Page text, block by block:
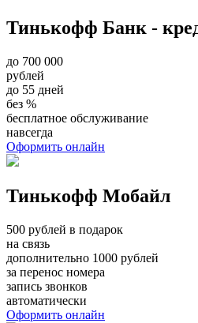
Тинькофф Банк -
до 700 000
рублей
до 55 дней
без %
бесплатное обслуживание
навсегда
Оформить онлайн
Тинькофф Мобайл
500 рублей в подарок
на связь
дополнительно 1000 рублей
за перенос номера
запись звонков
автоматически
Оформить онлайн